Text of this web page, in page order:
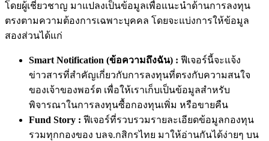
โดยผู้เชี่ยวชาญ มาแปลงเป็นข้อมูลเพื่อแนะนำด้านการลงทุน
ตรงตามความต้องการเฉพาะบุคคล โดยจะแบ่งการให้ข้อมูล
สองส่วนได้แก่
Smart Notification (ข้อความถึงฉัน) : ฟีเจอร์นี้จะแจ้ง
ข่าวสารที่สำคัญเกี่ยวกับการลงทุนที่ตรงกับความสนใจ
ของเจ้าของพอร์ต เพื่อให้เราเก็บเป็นข้อมูลสำหรับ
พิจารณาในการลงทุนซื้อกองทุนเพิ่ม หรือขายคืน
Fund Story : ฟีเจอร์ที่รวบรวมรายละเอียดข้อมูลกองทุน
รวมทุกกองของ บลจ.กสิกรไทย มาให้อ่านกันได้ง่ายๆ บน